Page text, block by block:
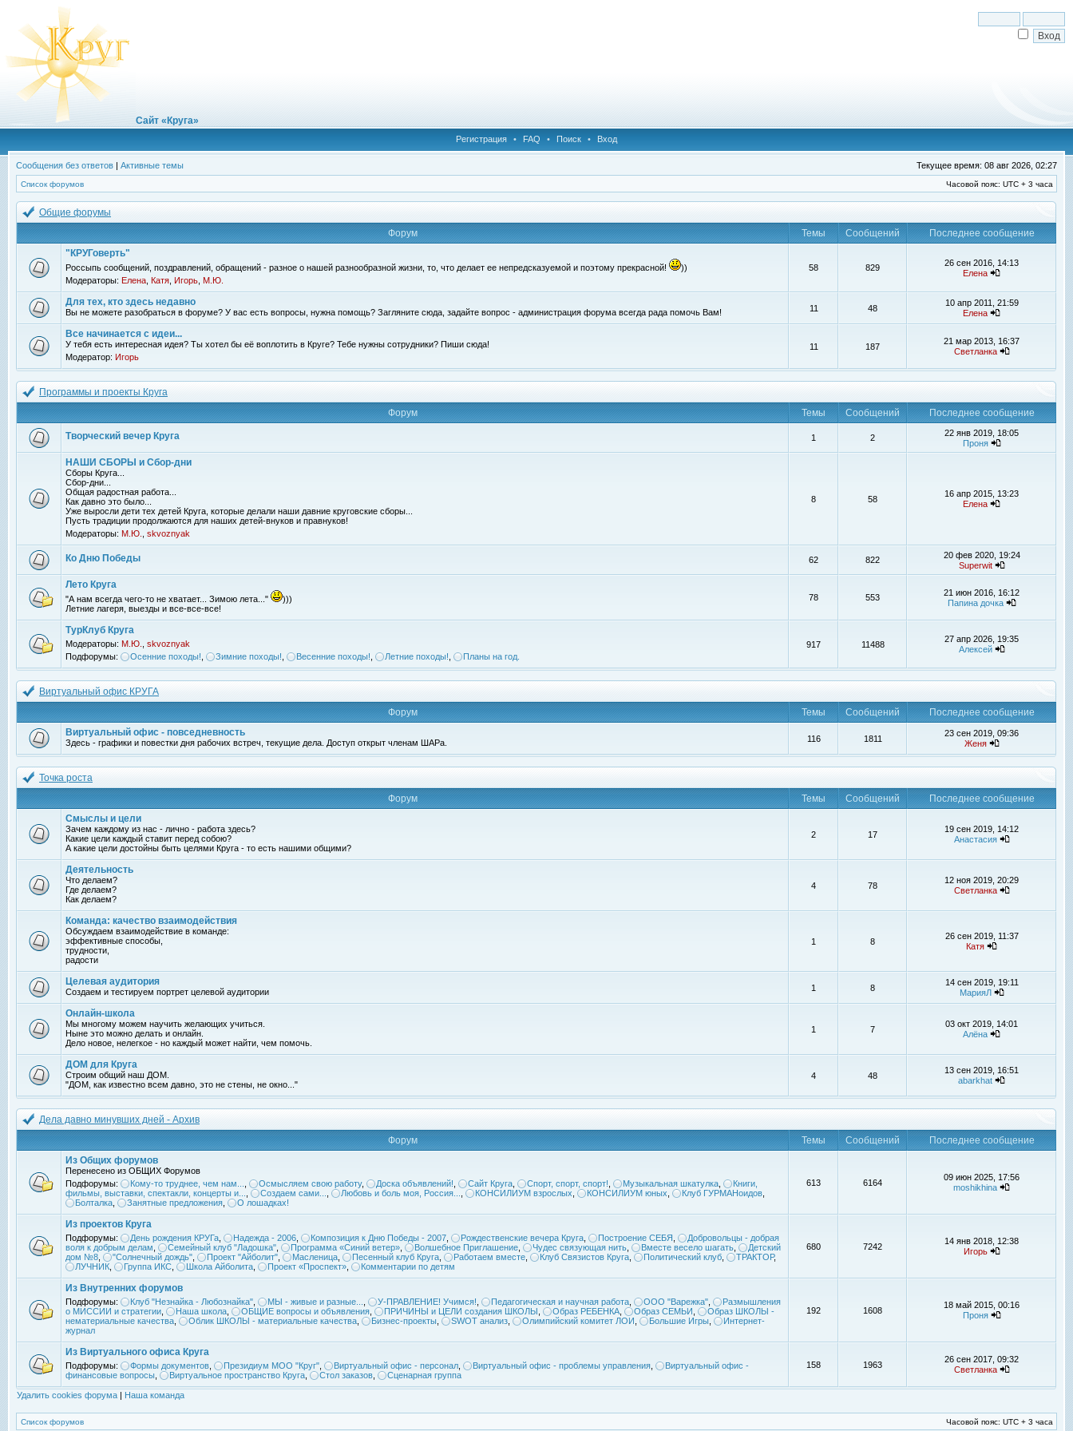
Сайт «Круга»
Регистрация • FAQ • Поиск • Вход
Сообщения без ответов | Активные темы Текущее время: 08 авг 2026, 02:27
Список форумов Часовой пояс: UTC + 3 часа
Общие форумы
Форум
Темы Сообщений
Последнее сообщение
"КРУГоверть"
Россыпь сообщений, поздравлений, обращений - разное о нашей разнообразной жизни, то, что делает ее непредсказуемой и поэтому прекрасной!
))
Модераторы: Елена Катя Игорь М.Ю.
58 829
26 сен 2016, 14:13
Елена
Для тех, кто здесь недавно
Вы не можете разобраться в форуме? У вас есть вопросы, нужна помощь? Загляните сюда, задайте вопрос - администрация форума всегда рада помочь Вам! 11 48
10 апр 2011, 21:59
Елена
Все начинается с идеи...
У тебя есть интересная идея? Ты хотел бы её воплотить в Круге? Тебе нужны сотрудники? Пиши сюда!
Модератор: Игорь
11 187
21 мар 2013, 16:37
Светланка
Программы и проекты Круга
Форум
Темы Сообщений Последнее сообщение
Творческий вечер Круга 1 2
22 янв 2019, 18:05
Проня
НАШИ СБОРЫ и Сбор-дни
Сборы Круга...
Сбор-дни...
Общая радостная работа...
Как давно это было...
Уже выросли дети тех детей Круга, которые делали наши давние круговские сборы...
Пусть традиции продолжаются для наших детей-внуков и правнуков!
Модераторы: М.Ю. skvoznyak
8 58
16 апр 2015, 13:23
Елена
Ко Дню Победы 62 822
20 фев 2020, 19:24
Superwit
Лето Круга
"А нам всегда чего-то не хватает... Зимою лета..."
)))
Летние лагеря, выезды и все-все-все!
78 553
21 июн 2016, 16:12
Папина дочка
ТурКлуб Круга
Модераторы: М.Ю.
skvoznyak
Подфорумы:
Осенние походы! Зимние походы! Весенние походы! Летние походы! Планы на год.
917 11488
27 апр 2026, 19:35
Алексей
Виртуальный офис КРУГА
Форум
Темы Сообщений
Последнее сообщение
Виртуальный офис - повседневность
Здесь - графики и повестки дня рабочих встреч, текущие дела. Доступ открыт членам ШАРа. 116 1811
23 сен 2019, 09:36
Женя
Точка роста
Форум
Темы Сообщений
Последнее сообщение
Смыслы и цели
Зачем каждому из нас - лично - работа здесь?
Какие цели каждый ставит перед собою?
А какие цели достойны быть целями Круга - то есть нашими общими?
2 17
19 сен 2019, 14:12
Анастасия
Деятельность
Что делаем?
Где делаем?
Как делаем?
4 78
12 ноя 2019, 20:29
Светланка
Команда: качество взаимодействия
Обсуждаем взаимодействие в команде:
эффективные способы,
трудности,
радости
1 8
26 сен 2019, 11:37
Катя
Целевая аудитория
Создаем и тестируем портрет целевой аудитории 1 8
14 сен 2019, 19:11
МарияЛ
Онлайн-школа
Мы многому можем научить желающих учиться.
Ныне это можно делать и онлайн.
Дело новое, нелегкое - но каждый может найти, чем помочь.
1 7
03 окт 2019, 14:01
Алёна
ДОМ для Круга
Строим общий наш ДОМ.
"ДОМ, как известно всем давно, это не стены, не окно..."
4 48
13 сен 2019, 16:51
abarkhat
Дела давно минувших дней - Архив
Форум
Темы Сообщений
Последнее сообщение
Из Общих форумов
Перенесено из ОБЩИХ Форумов
Подфорумы:
Кому-то труднее, чем нам... Осмысляем свою работу, Доска объявлений! Сайт Круга Спорт, спорт, спорт! Музыкальная шкатулка
Книги,
фильмы, выставки, спектакли, концерты и...
Создаем сами... Любовь и боль моя, Россия... КОНСИЛИУМ взрослых КОНСИЛИУМ юных Клуб ГУРМАНоидов
Болталка
Занятные предложения О лошадках!
613 6164
09 июн 2025, 17:56
moshikhina
Из проектов Круга
Подфорумы: День рождения КРУГа Надежда - 2006 Композиция к Дню Победы - 2007 Рождественские вечера Круга Построение СЕБЯ
Добровольцы - добрая
воля к добрым делам
Семейный клуб "Ладошка" Программа «Синий ветер» Волшебное Приглашение Чудес связующая нить Вместе весело шагать
Детский
дом №8
"Солнечный дождь" Проект "Айболит" Масленица Песенный клуб Круга Работаем вместе Клуб Связистов Круга Политический клуб ТРАКТОР,
ЛУЧНИК
Группа ИКС Школа Айболита Проект «Проспект» Комментарии по детям
680 7242
14 янв 2018, 12:38
Игорь
Из Внутренних форумов
Подфорумы: Клуб "Незнайка - Любознайка" МЫ - живые и разные... У-ПРАВЛЕНИЕ! Учимся! Педагогическая и научная работа ООО "Варежка"
Размышления
о МИССИИ и стратегии
Наша школа ОБЩИЕ вопросы и объявления ПРИЧИНЫ и ЦЕЛИ создания ШКОЛЫ Образ РЕБЕНКА Образ СЕМЬИ
Образ ШКОЛЫ -
нематериальные качества
Облик ШКОЛЫ - материальные качества Бизнес-проекты SWOT анализ Олимпийский комитет ЛОИ Большие Игры
Интернет-
журнал
192 1608
18 май 2015, 00:16
Проня
Из Виртуального офиса Круга
Подфорумы: Формы документов Президиум МОО "Круг" Виртуальный офис - персонал Виртуальный офис - проблемы управления
Виртуальный офис -
финансовые вопросы
Виртуальное пространство Круга Стол заказов Сценарная группа
158 1963
26 сен 2017, 09:32
Светланка
Удалить cookies форума | Наша команда
Список форумов Часовой пояс: UTC + 3 часа